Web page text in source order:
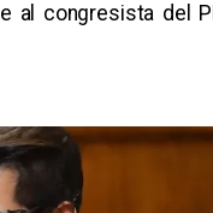
al congresista del